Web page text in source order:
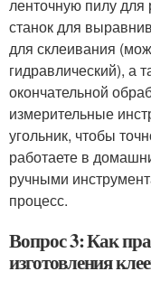
ленточную пилу для
станок для
для склеивания
гидравлический), а
окончательной
измерительные
угольник, чтобы
работаете в
ручными
процесс.
Вопрос 3: Как
изготовления